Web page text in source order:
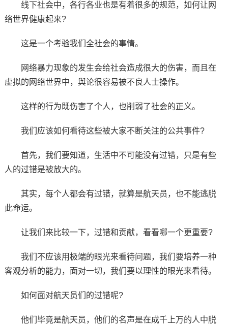
线下社会中，各行各业也是有着很多的规范，如何让网
络世界健康起来?
这是一个考验我们全社会的事情。
网络暴力现象的发生会给社会造成很大的伤害，而且在
虚拟的网络世界中，舆论很容易被不良人士操作。
这样的行为既伤害了个人，也削弱了社会的正义。
我们应该如何看待这些被大家不断关注的公共事件?
首先，我们要知道，生活中不可能没有过错，只是有些
人的过错是被放大的。
其实，每个人都会有过错，就算是航天员，也不能逃脱
此命运。
让我们来比较一下，过错和贡献，看看哪一个更重要?
我们不应该用极端的眼光来看待问题，我们要培养一种
客观分析的能力，面对一切，我们要以理性的眼光来看待。
如何面对航天员们的过错呢?
他们毕竟是航天员，他们的名声是在成千上万的人中脱